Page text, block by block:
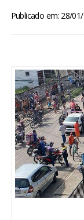
BRASIL
ESPORTES
ENQUETE
TV LPB
Publicado em: 28/